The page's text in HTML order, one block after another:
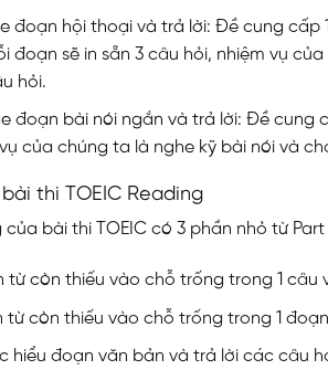
đoạn hội thoại và trả lời: Đề cung cấp
đoạn sẽ in sẵn 3 câu hỏi, nhiệm vụ
hỏi.
đoạn bài nói ngắn và trả lời: Đề cung
của chúng ta là nghe kỹ bài nói và
thi TOEIC Reading
của bài thi TOEIC có 3 phần nhỏ từ
từ còn thiếu vào chỗ trống trong 1 câu
từ còn thiếu vào chỗ trống trong 1
hiểu đoạn văn bản và trả lời các câu